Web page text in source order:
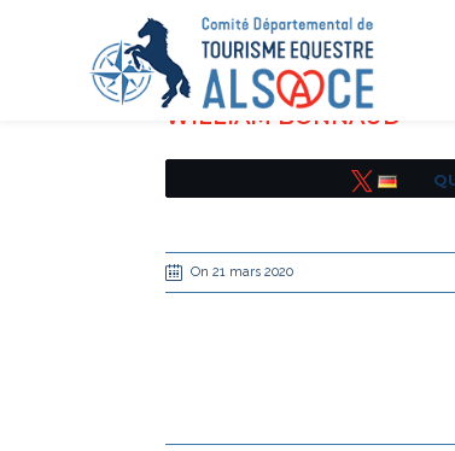
WILLIAM BONNAUD
Tweetez
On 21 mars 2020